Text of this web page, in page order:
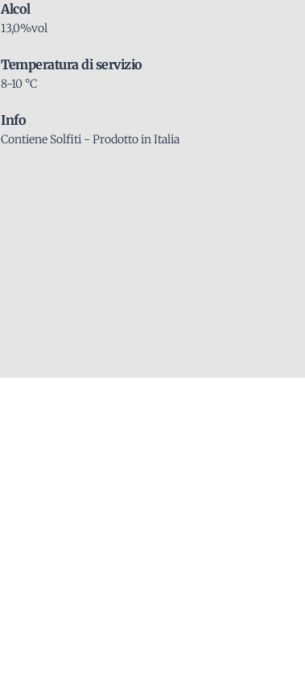
Alcol
13,0%vol
Temperatura di servizio
8-10 °C
Info
Contiene Solfiti - Prodotto in Italia